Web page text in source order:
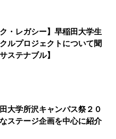
・レガシー】早稲田大学生
ルプロジェクトについて聞
ステナブル】
大学所沢キャンパス祭２０
ステージ企画を中心に紹介